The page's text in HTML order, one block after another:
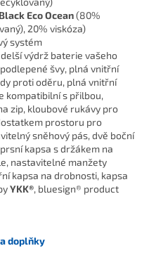
Eco Ocean(80%
20% viskóza)
systém
výdrž baterie vašeho
švy, plná vnitřní
proti oděru, plná vnitřní
kompatibilní s přilbou,
zip, kloubové rukávy pro
prostoru pro
sněhový pás, dvě boční
kapsa s držákem na
nastavitelné manžety
kapsa na drobnosti, kapsa
YKK®, bluesign® product
doplňky